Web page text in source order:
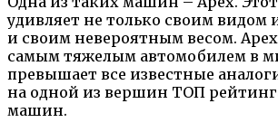
удивляет не только своим видом
и своим невероятным весом.
самым тяжелым автомобилем в
превышает все известные
на одной из вершин ТОП
машин.